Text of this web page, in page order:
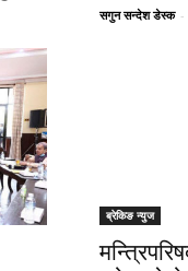
सगुन सन्देश डेस्क -
ब्रेकिङ न्युज